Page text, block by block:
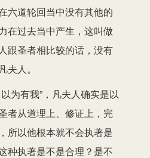
六道轮回当中没有其他的
在过去当中产生，这叫做
跟圣者相比较的话，没有
人。
为有我”，凡夫人确实是以
者从道理上、修证上，完
所以他根本就不会执著是
种执著是不是合理？是不